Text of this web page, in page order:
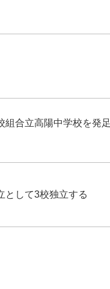
組合立高陽中学校を発
として3校独立する